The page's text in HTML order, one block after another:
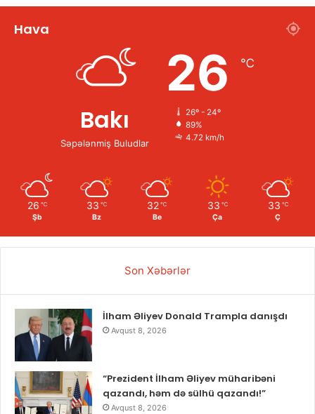
Hava
Bakı
Səpələnmiş Buludlar
26 ℃
26º - 24º
89%
4.72 km/h
26 ℃
Şb
33 ℃
Bz
32 ℃
Be
33 ℃
Ça
33 ℃
Ç
Son Xəbərlər
İlham Əliyev Donald Trampla danışdı
Avqust 8, 2026
“Prezident İlham Əliyev müharibəni
qazandı, həm də sülhü qazandı!”
Avqust 8, 2026